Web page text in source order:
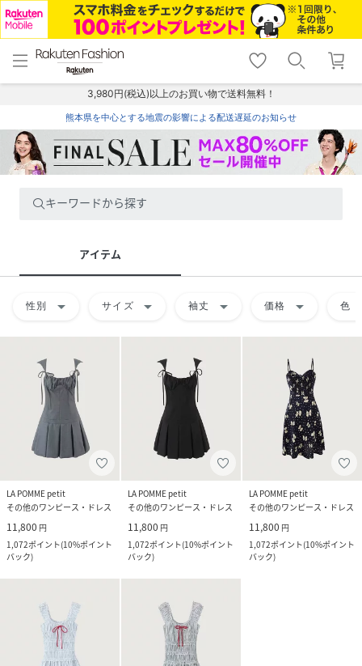
menu home
トップ
shopping_cart lock_outline
ログイン
3,980円(税込)以上のお買い物で送料無料！
熊本県を中心とする地震の影響による配送遅延のお知らせ
キーワードから探す
アイテム
性別 arrow_drop_down サイズ arrow_drop_down 袖丈 arrow_drop_down 価格 arrow_drop_down 色
LA POMME petit
その他のワンピース・ドレス
11,800 円
1,072ポイント(10%ポイント
バック)
LA POMME petit
その他のワンピース・ドレス
11,800 円
1,072ポイント(10%ポイント
バック)
LA POMME petit
その他のワンピース・ドレス
11,800 円
1,072ポイント(10%ポイント
バック)